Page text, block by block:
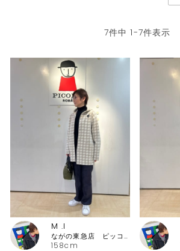
7件中 1-7件表示
158cm
M .I
ながの東急店 ピッコーネ・ピッコーネクラブ